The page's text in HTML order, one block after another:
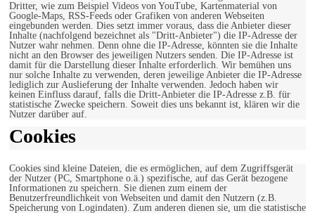
Dritter, wie zum Beispiel Videos von YouTube, Kartenmaterial von
Google-Maps, RSS-Feeds oder Grafiken von anderen Webseiten
eingebunden werden. Dies setzt immer voraus, dass die Anbieter dieser
Inhalte (nachfolgend bezeichnet als "Dritt-Anbieter") die IP-Adresse der
Nutzer wahr nehmen. Denn ohne die IP-Adresse, könnten sie die Inhalte
nicht an den Browser des jeweiligen Nutzers senden. Die IP-Adresse ist
damit für die Darstellung dieser Inhalte erforderlich. Wir bemühen uns
nur solche Inhalte zu verwenden, deren jeweilige Anbieter die IP-Adresse
lediglich zur Auslieferung der Inhalte verwenden. Jedoch haben wir
keinen Einfluss darauf, falls die Dritt-Anbieter die IP-Adresse z.B. für
statistische Zwecke speichern. Soweit dies uns bekannt ist, klären wir die
Nutzer darüber auf.
Cookies
Cookies sind kleine Dateien, die es ermöglichen, auf dem Zugriffsgerät
der Nutzer (PC, Smartphone o.ä.) spezifische, auf das Gerät bezogene
Informationen zu speichern. Sie dienen zum einem der
Benutzerfreundlichkeit von Webseiten und damit den Nutzern (z.B.
Speicherung von Logindaten). Zum anderen dienen sie, um die statistische